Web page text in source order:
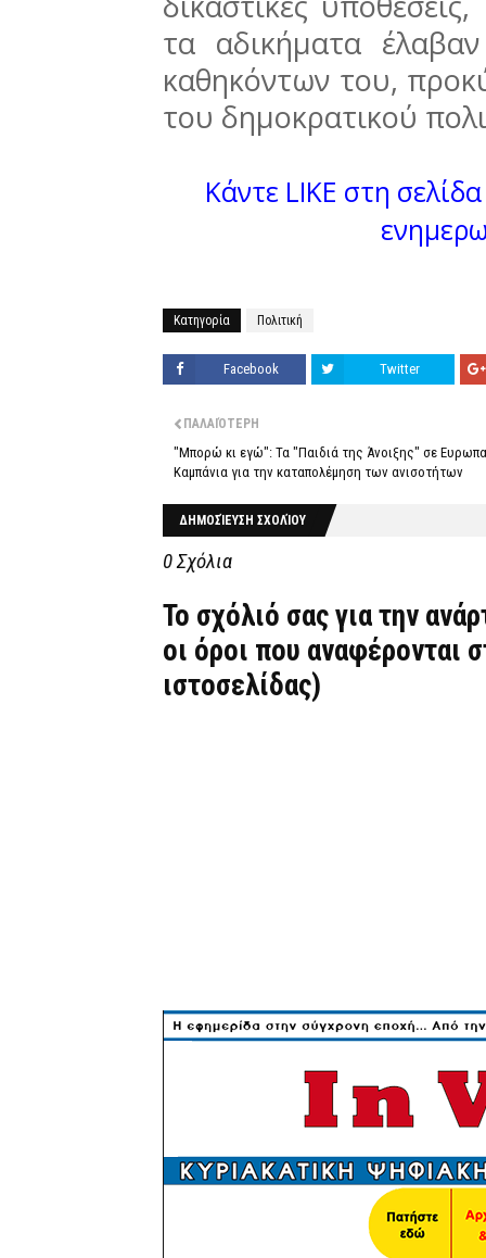
τα αδικήματα
καθηκόντων του,
του δημοκρατικού
Κάντε LIKE στη
Κατηγορία Πολιτική
Facebook Twitter
ΠΑΛΑΙΌΤΕΡΗ
"Μπορώ κι εγώ": Τα "Παιδιά της Άνοιξης" σε
Καμπάνια για την καταπολέμηση των ανισοτήτων
ΔΗΜΟΣΊΕΥΣΗ ΣΧΟΛΊΟΥ
0 Σχόλια
Το σχόλιό σας για την
οι όροι που αναφέρονται
ιστοσελίδας)